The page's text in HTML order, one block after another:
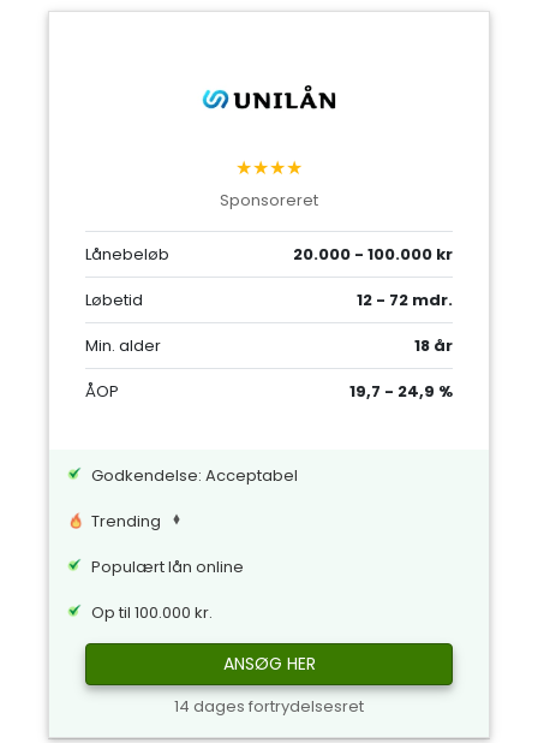
★★★★
Sponsoreret
Lånebeløb
20.000 - 100.000 kr
Løbetid
12 - 72 mdr.
Min. alder
18 år
ÅOP
19,7 - 24,9 %
Godkendelse: Acceptabel
Trending
Populært lån online
Op til 100.000 kr.
ANSØG HER
14 dages fortrydelsesret